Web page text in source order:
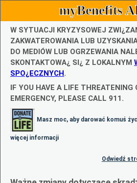
myBenefits
W SYTUACJI KRYZYSOWEJ
ZAKWATEROWANIA LUB
DO MEDIÓW LUB OGRZEWANIA
SKONTAKTOWA¿ SI¿ Z LOKALNYM
SPO¿ECZNYCH.
IF YOU HAVE A LIFE THREATENING
EMERGENCY, PLEASE CALL 911.
Masz moc, aby darować komuś
więcej informacji
Odwiedź